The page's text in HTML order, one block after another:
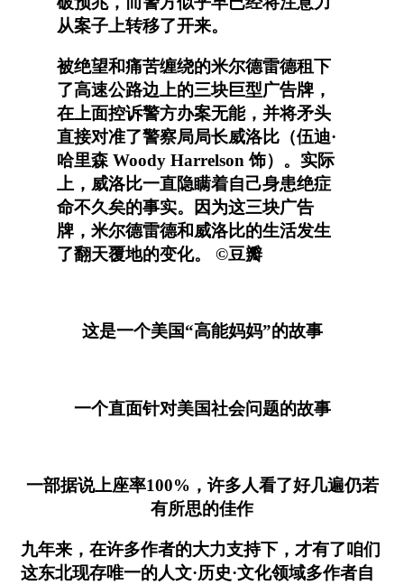
从案子上转移了开来。
被绝望和痛苦缠绕的米尔德雷德租下
了高速公路边上的三块巨型广告牌，
在上面控诉警方办案无能，并将矛头
直接对准了警察局局长威洛比（伍迪·
哈里森 Woody Harrelson 饰）。实际
上，威洛比一直隐瞒着自己身患绝症
命不久矣的事实。因为这三块广告
牌，米尔德雷德和威洛比的生活发生
了翻天覆地的变化。 ©豆瓣
这是一个美国“高能妈妈”的故事
一个直面针对美国社会问题的故事
一部据说上座率100%，许多人看了好几遍仍若
有所思的佳作
九年来，在许多作者的大力支持下，才有了咱们
这东北现存唯一的人文·历史·文化领域多作者自